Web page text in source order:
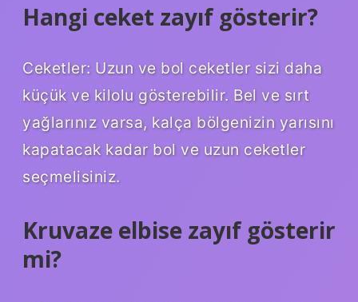
Hangi ceket zayıf gösterir?
Ceketler: Uzun ve bol ceketler sizi daha
küçük ve kilolu gösterebilir. Bel ve sırt
yağlarınız varsa, kalça bölgenizin yarısını
kapatacak kadar bol ve uzun ceketler
seçmelisiniz.
Kruvaze elbise zayıf gösterir
mi?